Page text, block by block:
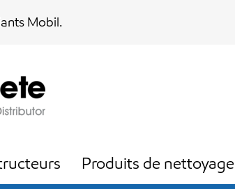
Mobil.
Produits de nettoyage